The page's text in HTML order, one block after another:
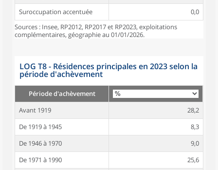
Suroccupation accentuée
0,0
Sources : Insee, RP2012, RP2017 et RP2023, exploitations
complémentaires, géographie au 01/01/2026.
LOG T8 - Résidences principales en 2023 selon la
période d'achèvement
Période d'achèvement
Avant 1919
28,2
De 1919 à 1945
8,3
De 1946 à 1970
9,0
De 1971 à 1990
25,6